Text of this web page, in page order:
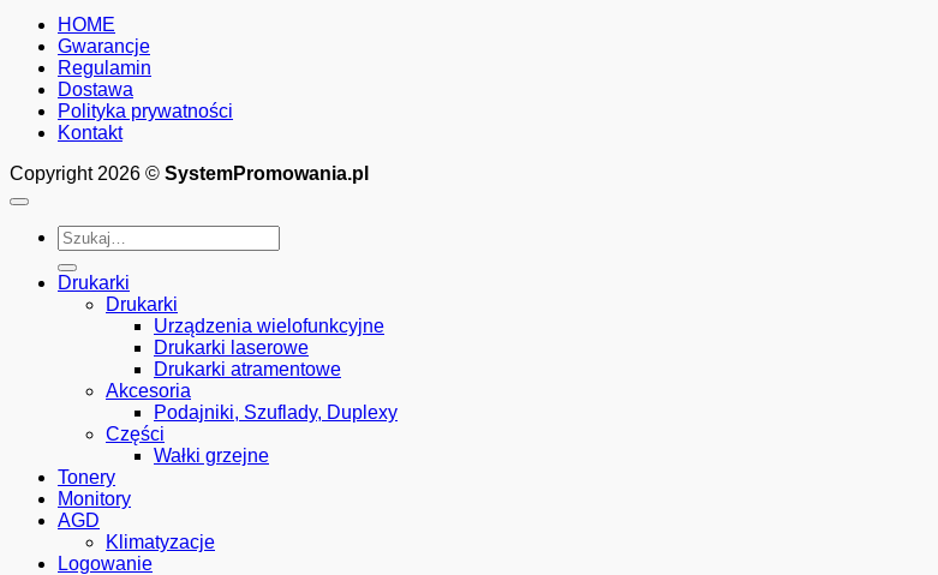
HOME
Gwarancje
Regulamin
Dostawa
Polityka prywatności
Kontakt
Copyright 2026 © SystemPromowania.pl
Szukaj:
Drukarki
Drukarki
Urządzenia wielofunkcyjne
Drukarki laserowe
Drukarki atramentowe
Akcesoria
Podajniki, Szuflady, Duplexy
Części
Wałki grzejne
Tonery
Monitory
AGD
Klimatyzacje
Logowanie